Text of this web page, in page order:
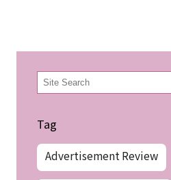
検
索
Tag
Advertisement Review